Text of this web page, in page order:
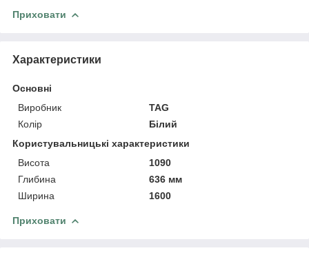
Приховати
Характеристики
Основні
Виробник
TAG
Колір
Білий
Користувальницькі характеристики
Висота
1090
Глибина
636 мм
Ширина
1600
Приховати